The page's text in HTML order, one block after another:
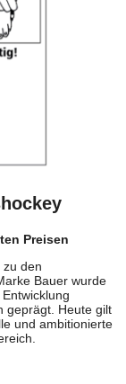
Preisen
zu den
Bauer wurde
geprägt. Heute gilt
und ambitionierte